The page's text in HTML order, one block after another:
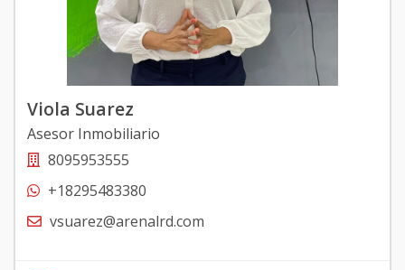
Viola Suarez
Asesor Inmobiliario
8095953555
+18295483380
vsuarez@arenalrd.com